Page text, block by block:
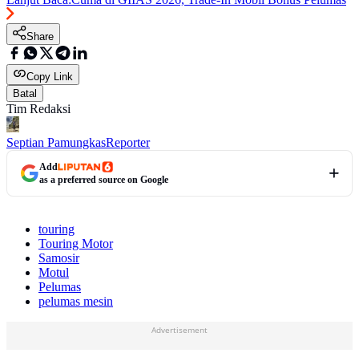
Share
Copy Link
Batal
Tim Redaksi
Septian PamungkasReporter
Add
as a preferred source on Google
touring
Touring Motor
Samosir
Motul
Pelumas
pelumas mesin
Advertisement